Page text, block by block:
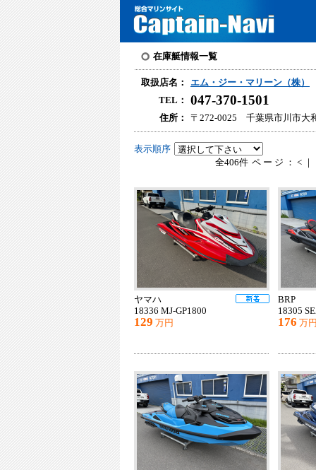
在庫艇情報一覧
取扱店名：
エム・ジー・マリーン（株）
TEL：
047-370-1501
住所： 〒272-0025 千葉県市川市大
表示順序
全406件 ページ：<｜
ヤマハ
18336 MJ-GP1800
129 万円
BRP
18305
176 万